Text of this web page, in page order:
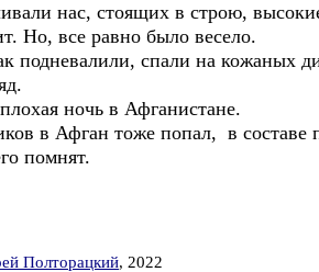
нас, стоящих в строю,
Но, все равно было весело.
подневалили, спали на кожаных
ночь в Афганистане.
в Афган тоже попал, в
помнят.
Полторацкий, 2022